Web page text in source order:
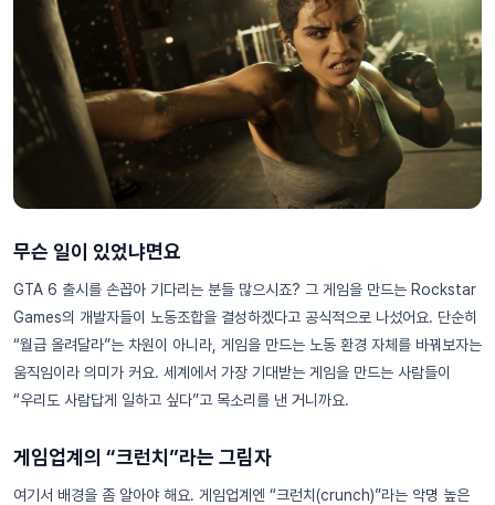
무슨 일이 있었냐면요
GTA 6 출시를 손꼽아 기다리는 분들 많으시죠? 그 게임을 만드는 Rockstar
Games의 개발자들이 노동조합을 결성하겠다고 공식적으로 나섰어요. 단순히
“월급 올려달라”는 차원이 아니라, 게임을 만드는 노동 환경 자체를 바꿔보자는
움직임이라 의미가 커요. 세계에서 가장 기대받는 게임을 만드는 사람들이
“우리도 사람답게 일하고 싶다”고 목소리를 낸 거니까요.
게임업계의 “크런치”라는 그림자
여기서 배경을 좀 알아야 해요. 게임업계엔 “크런치(crunch)”라는 악명 높은